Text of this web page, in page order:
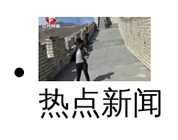
热点新闻